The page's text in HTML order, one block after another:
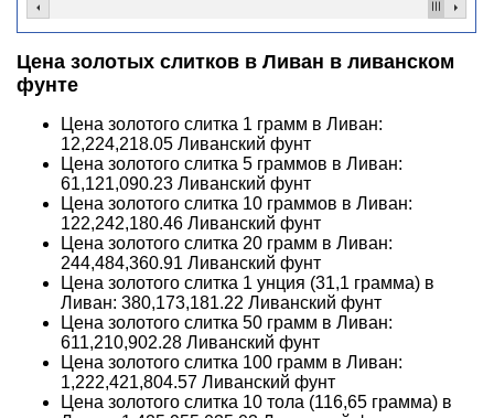
Цена золотых слитков в Ливан в ливанском
фунте
Цена золотого слитка 1 грамм в Ливан:
12,224,218.05 Ливанский фунт
Цена золотого слитка 5 граммов в Ливан:
61,121,090.23 Ливанский фунт
Цена золотого слитка 10 граммов в Ливан:
122,242,180.46 Ливанский фунт
Цена золотого слитка 20 грамм в Ливан:
244,484,360.91 Ливанский фунт
Цена золотого слитка 1 унция (31,1 грамма) в
Ливан: 380,173,181.22 Ливанский фунт
Цена золотого слитка 50 грамм в Ливан:
611,210,902.28 Ливанский фунт
Цена золотого слитка 100 грамм в Ливан:
1,222,421,804.57 Ливанский фунт
Цена золотого слитка 10 тола (116,65 грамма) в